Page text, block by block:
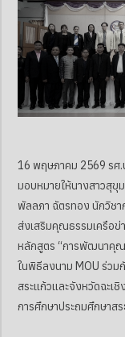
16 พฤษภาคม 2569 รศ
มอบหมายให้นางสาวสุขุ
พัลลภา ฉัตรทอง นักวิช
ส่งเสริมคุณธรรมเครือข่
หลักสูตร “การพัฒนาคุณ
ในพิธีลงนาม MOU ร่วม
สระแก้วและจังหวัดฉะเ
การศึกษาประถมศึกษาสร